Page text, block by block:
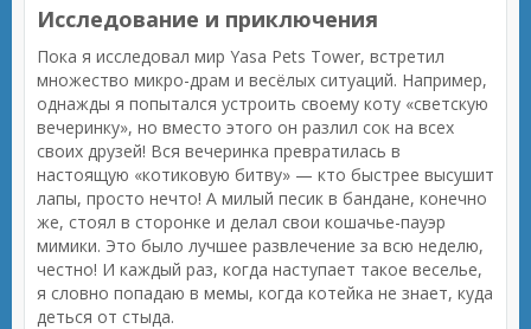
Исследование и приключения
Пока я исследовал мир Yasa Pets Tower, встретил
множество микро-драм и весёлых ситуаций. Например,
однажды я попытался устроить своему коту «светскую
вечеринку», но вместо этого он разлил сок на всех
своих друзей! Вся вечеринка превратилась в
настоящую «котиковую битву» — кто быстрее высушит
лапы, просто нечто! А милый песик в бандане, конечно
же, стоял в сторонке и делал свои кошачье-пауэр
мимики. Это было лучшее развлечение за всю неделю,
честно! И каждый раз, когда наступает такое веселье,
я словно попадаю в мемы, когда котейка не знает, куда
деться от стыда.